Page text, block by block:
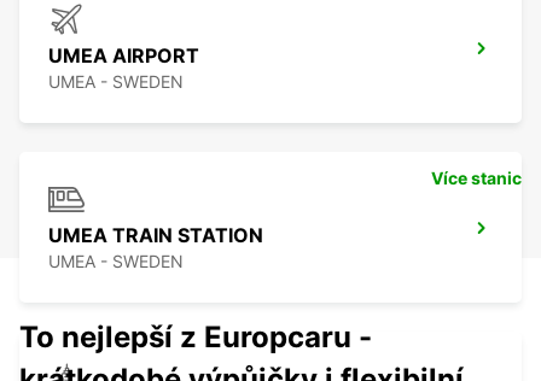
UMEA AIRPORT
UMEA - SWEDEN
UMEA TRAIN STATION
UMEA - SWEDEN
Více stanic
To nejlepší z Europcaru -